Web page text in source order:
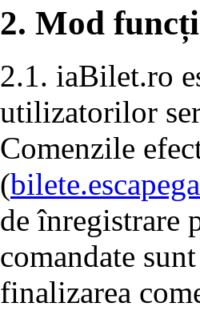
2. Mod
2.1. iaBilet.ro
utilizatorilor
Comenzile
(
de înregistrare
comandate
finalizarea